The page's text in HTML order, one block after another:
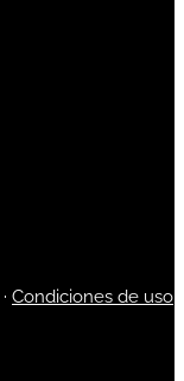
· Condiciones de uso